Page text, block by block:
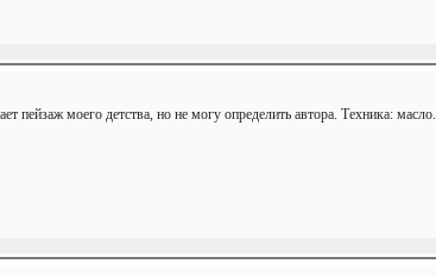
пейзаж моего детства, но не могу определить автора. Техника: масло.